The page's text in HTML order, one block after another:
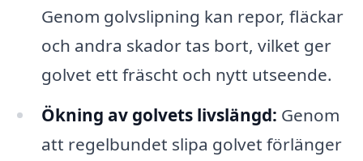
Genom golvslipning kan repor, fläckar
och andra skador tas bort, vilket ger
golvet ett fräscht och nytt utseende.
Ökning av golvets livslängd: Genom
att regelbundet slipa golvet förlänger